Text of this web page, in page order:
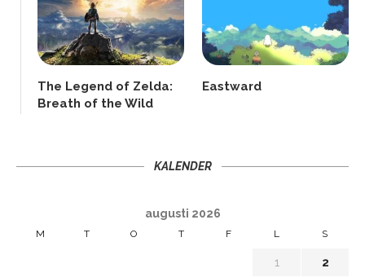
The Legend of Zelda:
Breath of the Wild
Eastward
KALENDER
augusti 2026
M T O T F L S
1
2